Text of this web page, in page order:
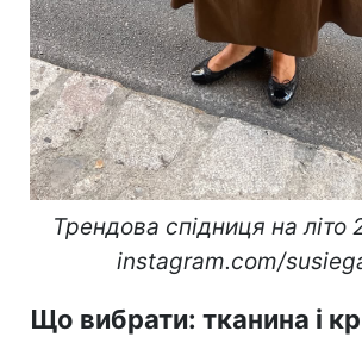
Трендова спідниця на літо
instagram.com/
Що вибрати: тканина і